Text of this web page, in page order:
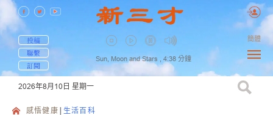
投稿
聯繫
訂閱
Sun, Moon and Stars , 4:38 分鐘
簡體
2026年8月10日 星期一
感悟健康 生活百科